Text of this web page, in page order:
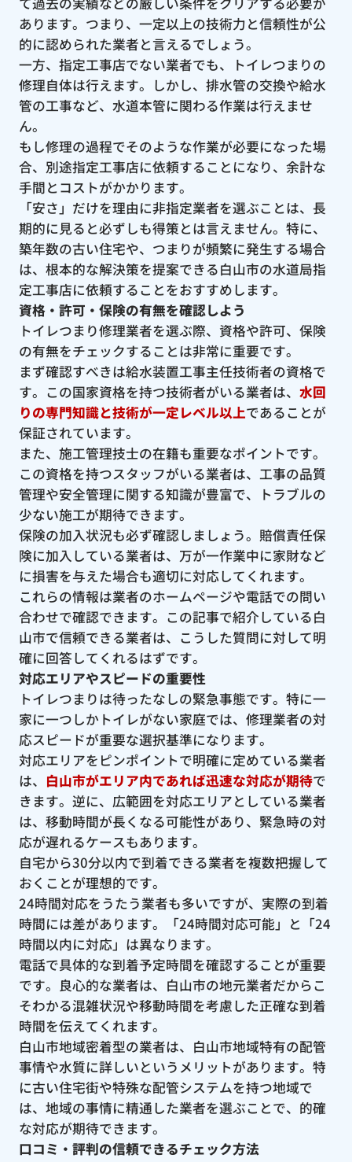
あります。つまり、一定以上の技術力と信頼性が公
的に認められた業者と言えるでしょう。
一方、指定工事店でない業者でも、トイレつまりの
修理自体は行えます。しかし、排水管の交換や給水
管の工事など、水道本管に関わる作業は行えませ
ん。
もし修理の過程でそのような作業が必要になった場
合、別途指定工事店に依頼することになり、余計な
手間とコストがかかります。
「安さ」だけを理由に非指定業者を選ぶことは、長
期的に見ると必ずしも得策とは言えません。特に、
築年数の古い住宅や、つまりが頻繁に発生する場合
は、根本的な解決策を提案できる白山市の水道局指
定工事店に依頼することをおすすめします。
資格・許可・保険の有無を確認しよう
トイレつまり修理業者を選ぶ際、資格や許可、保険
の有無をチェックすることは非常に重要です。
まず確認すべきは給水装置工事主任技術者の資格で
す。この国家資格を持つ技術者がいる業者は、 水回
りの専門知識と技術が一定レベル以上であることが
保証されています。
また、施工管理技士の在籍も重要なポイントです。
この資格を持つスタッフがいる業者は、工事の品質
管理や安全管理に関する知識が豊富で、トラブルの
少ない施工が期待できます。
保険の加入状況も必ず確認しましょう。賠償責任保
険に加入している業者は、万が一作業中に家財など
に損害を与えた場合も適切に対応してくれます。
これらの情報は業者のホームページや電話での問い
合わせで確認できます。この記事で紹介している白
山市で信頼できる業者は、こうした質問に対して明
確に回答してくれるはずです。
対応エリアやスピードの重要性
トイレつまりは待ったなしの緊急事態です。特に一
家に一つしかトイレがない家庭では、修理業者の対
応スピードが重要な選択基準になります。
対応エリアをピンポイントで明確に定めている業者
は、 白山市がエリア内であれば迅速な対応が期待で
きます。逆に、広範囲を対応エリアとしている業者
は、移動時間が長くなる可能性があり、緊急時の対
応が遅れるケースもあります。
自宅から30分以内で到着できる業者を複数把握して
おくことが理想的です。
24時間対応をうたう業者も多いですが、実際の到着
時間には差があります。「24時間対応可能」と「24
時間以内に対応」は異なります。
電話で具体的な到着予定時間を確認することが重要
です。良心的な業者は、白山市の地元業者だからこ
そわかる混雑状況や移動時間を考慮した正確な到着
時間を伝えてくれます。
白山市地域密着型の業者は、白山市地域特有の配管
事情や水質に詳しいというメリットがあります。特
に古い住宅街や特殊な配管システムを持つ地域で
は、地域の事情に精通した業者を選ぶことで、的確
な対応が期待できます。
口コミ・評判の信頼できるチェック方法